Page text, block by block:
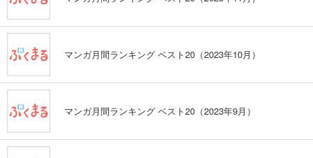
マンガ月間ランキング ベスト20（2023年10月）
マンガ月間ランキング ベスト20（2023年9月）